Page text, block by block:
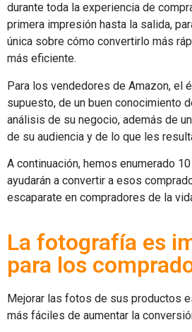
durante toda la experiencia de
primera impresión hasta la salida,
única sobre cómo convertirlo más
más eficiente.
Para los vendedores de Amazon, el
supuesto, de un buen conocimiento
análisis de su negocio, además de
de su audiencia y de lo que les
A continuación, hemos enumerado
ayudarán a convertir a esos
escaparate en compradores de la
La fotografía es
para los
Mejorar las fotos de sus productos
más fáciles de aumentar la